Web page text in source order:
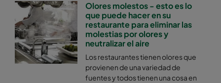
Olores molestos - esto es lo
que puede hacer en su
restaurante para eliminar las
molestias por olores y
neutralizar el aire
Los restaurantes tienen olores que
provienen de una variedad de
fuentes y todos tienen una cosa en